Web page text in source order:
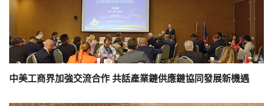
中美工商界加強交流合作 共話產業鏈供應鏈協同發展新機遇